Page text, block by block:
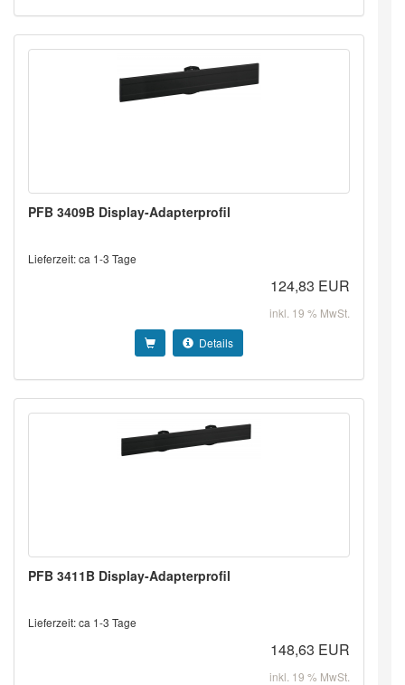
PFB 3409B Display-Adapterprofil
Lieferzeit: ca 1-3 Tage
124,83 EUR
inkl. 19 % MwSt.
Details
PFB 3411B Display-Adapterprofil
Lieferzeit: ca 1-3 Tage
148,63 EUR
inkl. 19 % MwSt.